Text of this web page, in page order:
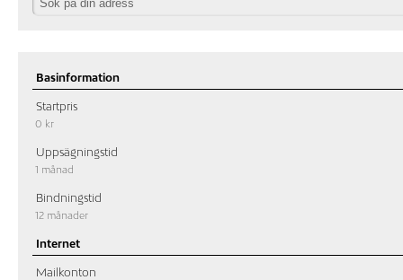
Basinformation
Startpris
0 kr
Uppsägningstid
1 månad
Bindningstid
12 månader
Internet
Mailkonton